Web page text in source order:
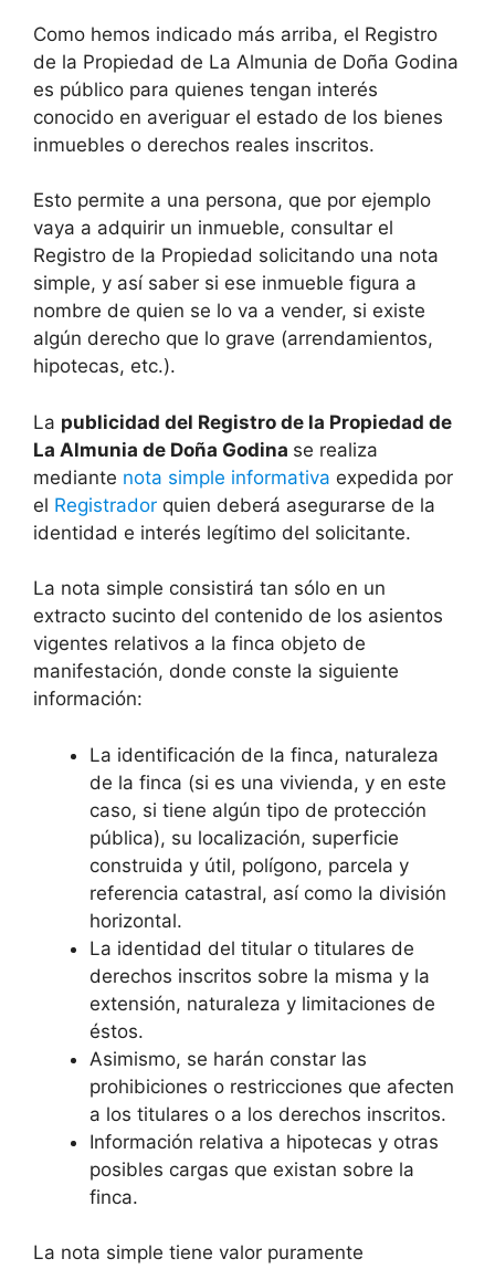
Como hemos indicado más arriba, el Registro
de la Propiedad de La Almunia de Doña Godina
es público para quienes tengan interés
conocido en averiguar el estado de los bienes
inmuebles o derechos reales inscritos.
Esto permite a una persona, que por ejemplo
vaya a adquirir un inmueble, consultar el
Registro de la Propiedad solicitando una nota
simple, y así saber si ese inmueble figura a
nombre de quien se lo va a vender, si existe
algún derecho que lo grave (arrendamientos,
hipotecas, etc.).
La publicidad del Registro de la Propiedad de
La Almunia de Doña Godina se realiza
mediante nota simple informativa expedida por
el Registrador quien deberá asegurarse de la
identidad e interés legítimo del solicitante.
La nota simple consistirá tan sólo en un
extracto sucinto del contenido de los asientos
vigentes relativos a la finca objeto de
manifestación, donde conste la siguiente
información:
La identificación de la finca, naturaleza
de la finca (si es una vivienda, y en este
caso, si tiene algún tipo de protección
pública), su localización, superficie
construida y útil, polígono, parcela y
referencia catastral, así como la división
horizontal.
La identidad del titular o titulares de
derechos inscritos sobre la misma y la
extensión, naturaleza y limitaciones de
éstos.
Asimismo, se harán constar las
prohibiciones o restricciones que afecten
a los titulares o a los derechos inscritos.
Información relativa a hipotecas y otras
posibles cargas que existan sobre la
finca.
La nota simple tiene valor puramente